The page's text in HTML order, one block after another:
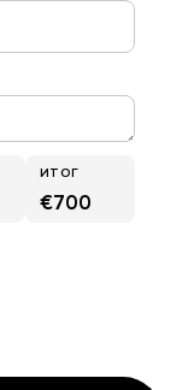
ИТОГ
€700